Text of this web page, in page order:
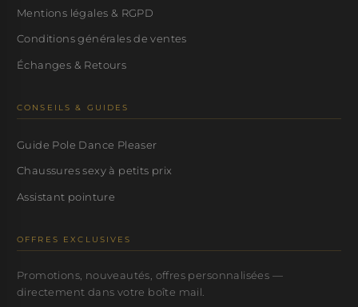
Mentions légales & RGPD
Conditions générales de ventes
Échanges & Retours
CONSEILS & GUIDES
Guide Pole Dance Pleaser
Chaussures sexy à petits prix
Assistant pointure
OFFRES EXCLUSIVES
Promotions, nouveautés, offres personnalisées —
directement dans votre boîte mail.